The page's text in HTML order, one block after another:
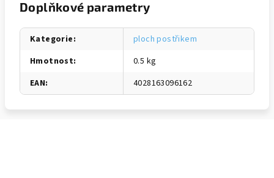
Doplňkové parametry
Kategorie:
ploch postřikem
Hmotnost:
0.5 kg
EAN: 4028163096162